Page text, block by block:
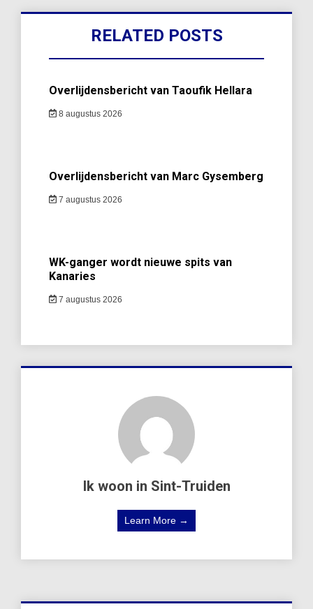
RELATED POSTS
Overlijdensbericht van Taoufik Hellara
8 augustus 2026
Overlijdensbericht van Marc Gysemberg
7 augustus 2026
WK-ganger wordt nieuwe spits van
Kanaries
7 augustus 2026
Ik woon in Sint-Truiden
Learn More →